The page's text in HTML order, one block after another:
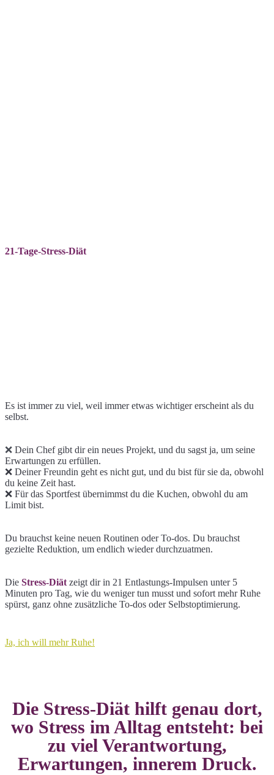
21-Tage-Stress-Diät
Du bist ständig für andere da und kommst nie wirklich zur
Ruhe?
Es ist immer zu viel, weil immer etwas wichtiger erscheint als du
selbst.
❌ Dein Chef gibt dir ein neues Projekt, und du sagst ja, um seine
Erwartungen zu erfüllen.
❌ Deiner Freundin geht es nicht gut, und du bist für sie da, obwohl
du keine Zeit hast.
❌ Für das Sportfest übernimmst du die Kuchen, obwohl du am
Limit bist.
Du brauchst keine neuen Routinen oder To-dos. Du brauchst
gezielte Reduktion, um endlich wieder durchzuatmen.
Die Stress-Diät zeigt dir in 21 Entlastungs-Impulsen unter 5
Minuten pro Tag, wie du weniger tun musst und sofort mehr Ruhe
spürst, ganz ohne zusätzliche To-dos oder Selbstoptimierung.
Ja, ich will mehr Ruhe!
Die Stress-Diät hilft genau dort,
wo Stress im Alltag entsteht: bei
zu viel Verantwortung,
Erwartungen, innerem Druck.